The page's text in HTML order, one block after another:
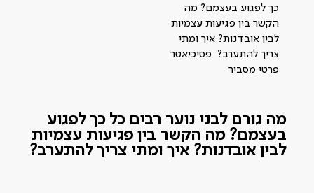
כך לפגוע בעצמם? מה
הקשר בין פגיעות עצמיות
לבין אובדנות? איך ומתי
צריך להתערב? פסיכיאטר
פרטי מסביר
מה גורם לבני נוער רבים כל כך לפגוע
בעצמם? מה הקשר בין פגיעות עצמיות
לבין אובדנות? איך ומתי צריך להתערב?